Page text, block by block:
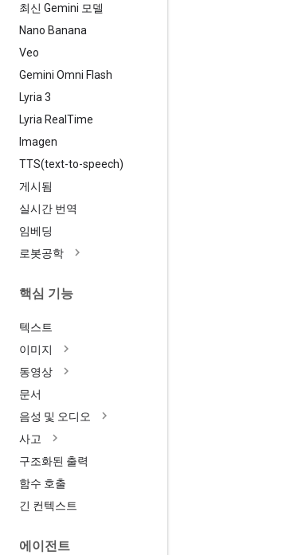
최신 Gemini 모델
Nano Banana
Veo
Gemini Omni Flash
Lyria 3
Lyria Real Time
Imagen
TTS(text-to-speech)
게시됨
실시간 번역
임베딩
로봇공학
핵심 기능
텍스트
이미지
동영상
문서
음성 및 오디오
사고
구조화된 출력
함수 호출
긴 컨텍스트
에이전트